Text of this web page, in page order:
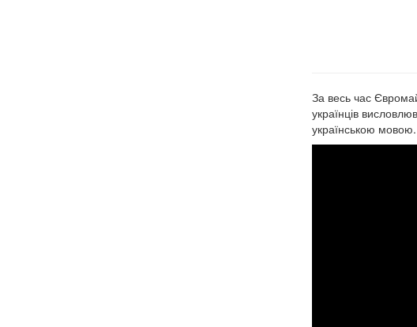
За весь час
українців
українською мовою.